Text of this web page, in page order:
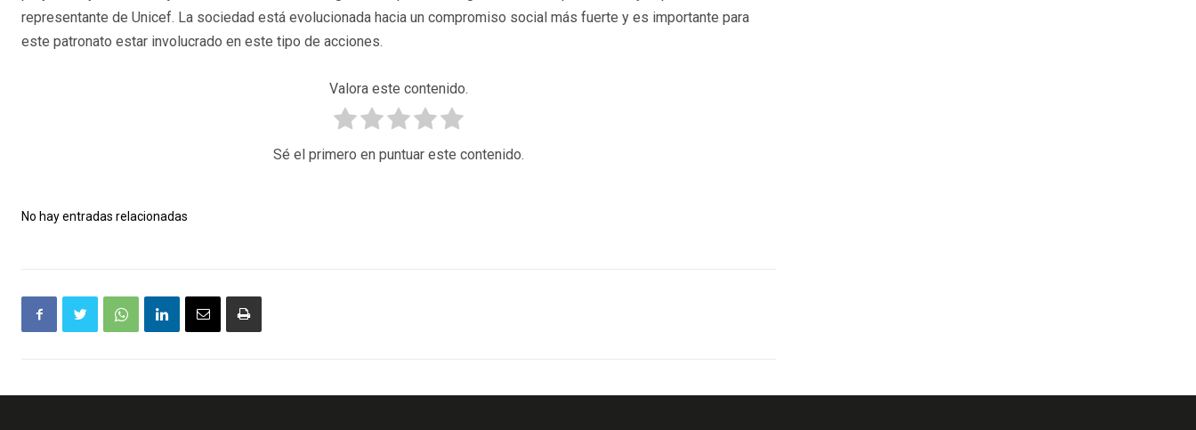
representante de Unicef. La sociedad está evolucionada hacia un compromiso social más fuerte y es importante para
este patronato estar involucrado en este tipo de acciones.
Valora este contenido.
Sé el primero en puntuar este contenido.
No hay entradas relacionadas